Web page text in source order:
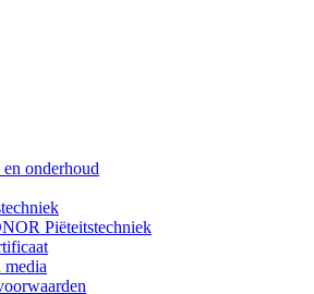
onderhoud
Piëteitstechniek